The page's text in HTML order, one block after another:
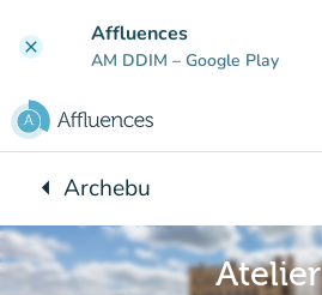
clear Affluences
AM DDIM – Google Play
arrow_leftYn ôl i:
Archebu
Atelier